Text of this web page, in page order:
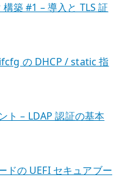
築 #1 – 導入と TLS 証
の DHCP / static 指
ト – LDAP 認証の基本
ドの UEFI セキュアブー